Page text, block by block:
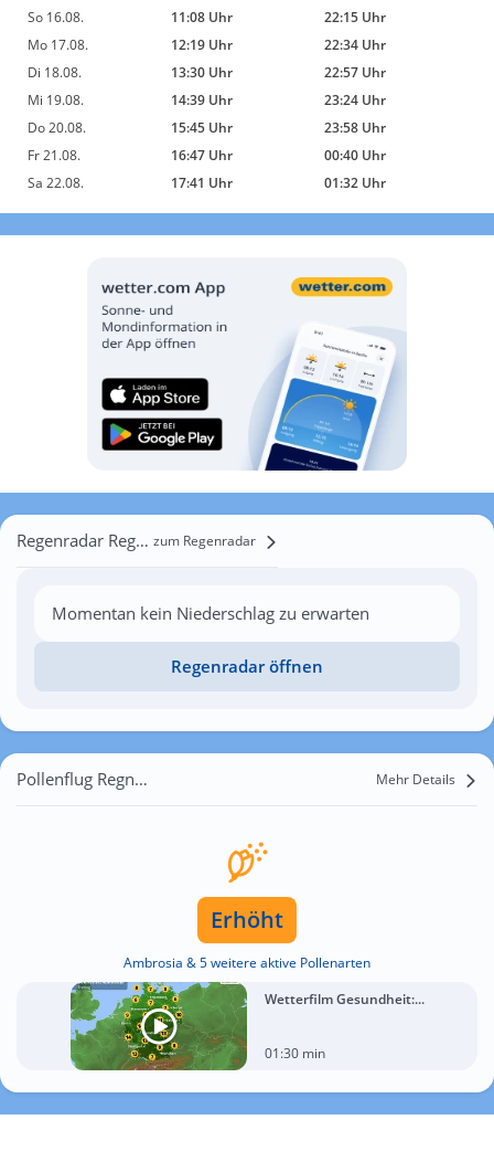
So 16.08.
11:08 Uhr
22:15 Uhr
Mo 17.08.
12:19 Uhr
22:34 Uhr
Di 18.08.
13:30 Uhr
22:57 Uhr
Mi 19.08.
14:39 Uhr
23:24 Uhr
Do 20.08.
15:45 Uhr
23:58 Uhr
Fr 21.08.
16:47 Uhr
00:40 Uhr
Sa 22.08.
17:41 Uhr 01:32 Uhr
Regenradar Regneux zum Regenradar
Momentan kein Niederschlag zu erwarten
Regenradar öffnen
Pollenflug Regneux Mehr Details
Erhöht
Ambrosia & 5 weitere aktive Pollenarten
Wetterfilm Gesundheit:...
01:30 min